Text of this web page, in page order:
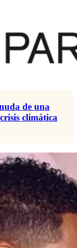
de una
climática